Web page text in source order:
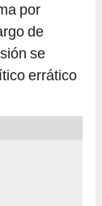
por
de
se
errático